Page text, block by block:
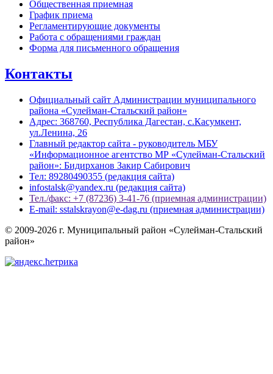
Общественная приемная
График приема
Регламентирующие документы
Работа с обращениями граждан
Форма для письменного обращения
Контакты
Официальный сайт Администрации муниципального
района «Сулейман-Стальский район»
Адрес: 368760, Республика Дагестан, с.Касумкент,
ул.Ленина, 26
Главный редактор сайта - руководитель МБУ
«Информационное агентство МР «Сулейман-Стальский
район»: Бидирханов Закир Сабирович
Тел: 89280490355 (редакция сайта)
infostalsk@yandex.ru (редакция сайта)
Тел./факс: +7 (87236) 3-41-76 (приемная администрации)
E-mail: sstalskrayon@e-dag.ru (приемная администрации)
© 2009-2026 г. Муниципальный район «Сулейман-Стальский
район»